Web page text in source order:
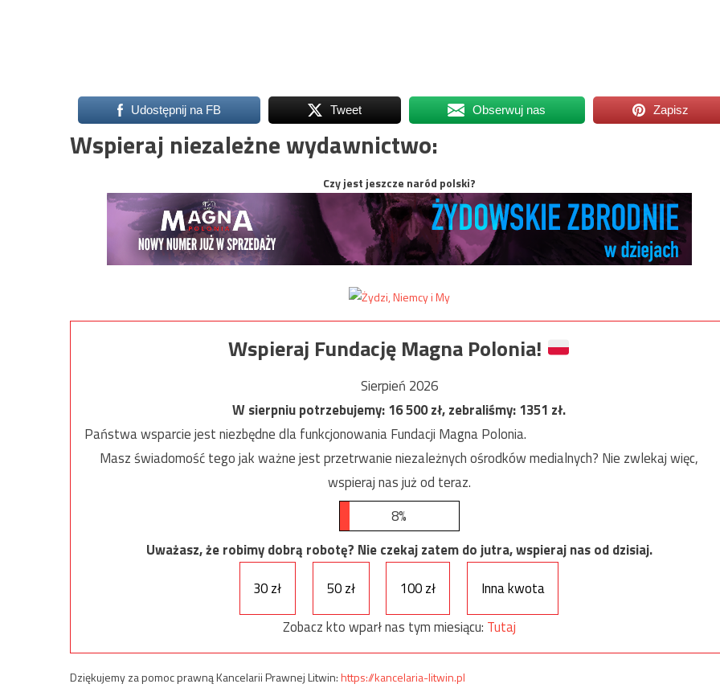
Udostępnij na FB Tweet Obserwuj nas Zapisz
Wspieraj niezależne wydawnictwo:
Czy jest jeszcze naród polski?
Wspieraj Fundację Magna Polonia!
Sierpień 2026
W sierpniu potrzebujemy:16 500zł, zebraliśmy:1351 zł.
Państwa wsparcie jest niezbędne dla funkcjonowania Fundacji Magna Polonia.
Masz świadomość tego jak ważne jest przetrwanie niezależnych ośrodków medialnych? Nie zwlekaj więc,
wspieraj nas już od teraz.
8%
Uważasz, że robimy dobrą robotę? Nie czekaj zatem do jutra, wspieraj nas od dzisiaj.
30 zł
50 zł 100 zł
Inna kwota
Zobacz kto wparł nas tym miesiącu: Tutaj
Dziękujemy za pomoc prawną Kancelarii Prawnej Litwin:https://kancelaria-litwin.pl